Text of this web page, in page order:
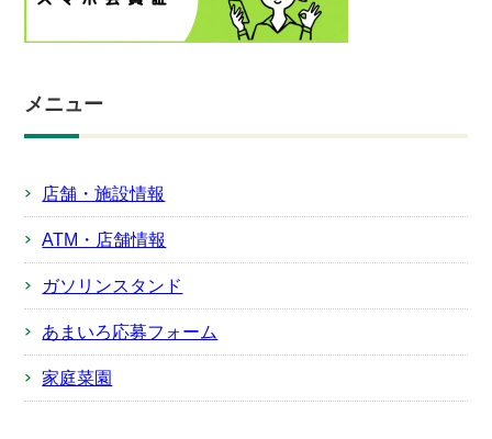
メニュー
店舗・施設情報
ATM・店舗情報
ガソリンスタンド
あまいろ応募フォーム
家庭菜園